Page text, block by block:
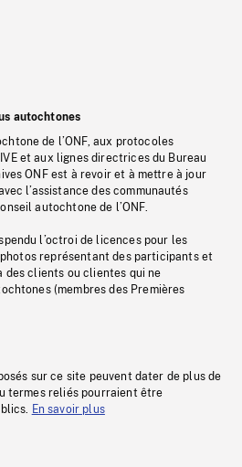
autochtones
de l’ONF, aux protocoles
et aux lignes directrices du Bureau
ONF est à revoir et à mettre à jour
l’assistance des communautés
autochtone de l’ONF.
l’octroi de licences pour les
représentant des participants et
clients ou clientes qui ne
(membres des Premières
sur ce site peuvent dater de plus de
termes reliés pourraient être
En savoir plus